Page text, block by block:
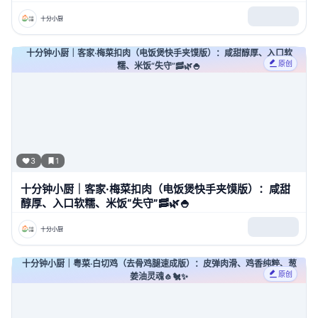
十分小厨
十分钟小厨｜客家·梅菜扣肉（电饭煲快手夹馍版）：咸甜醇厚、入口软
糯、米饭“失守”🥓🌿🍚
原创
3 1
十分钟小厨｜客家·梅菜扣肉（电饭煲快手夹馍版）：咸甜
醇厚、入口软糯、米饭“失守”🥓🌿🍚
十分小厨
十分钟小厨｜粤菜·白切鸡（去骨鸡腿速成版）：皮弹肉滑、鸡香纯粹、葱
姜油灵魂🧄🐔✨
原创